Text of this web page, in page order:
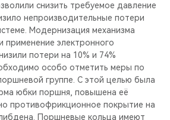
снизить требуемое давление
непроизводительные потери
Модернизация механизма
применение электронного
потери на 10% и 74%
особо отметить меры по
группе. С этой целью была
юбки поршня, повышена её
противофрикционное покрытие на
Поршневые кольца имеют